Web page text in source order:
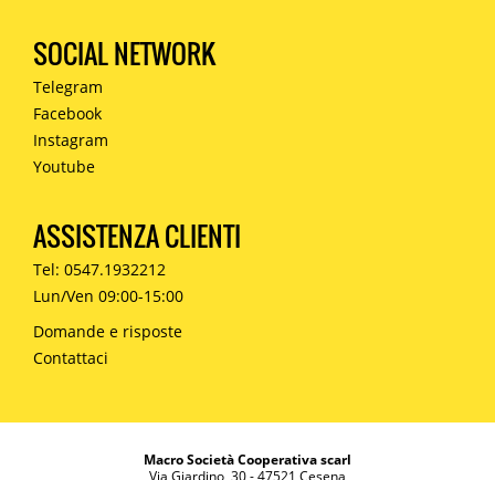
SOCIAL NETWORK
Telegram
Facebook
Instagram
Youtube
ASSISTENZA CLIENTI
Tel: 0547.1932212
Lun/Ven 09:00-15:00
Domande e risposte
Contattaci
Macro Società Cooperativa scarl